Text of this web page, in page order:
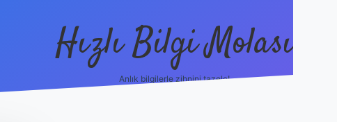
Hızlı Bilgi Molası
Anlık bilgilerle zihnini tazele!